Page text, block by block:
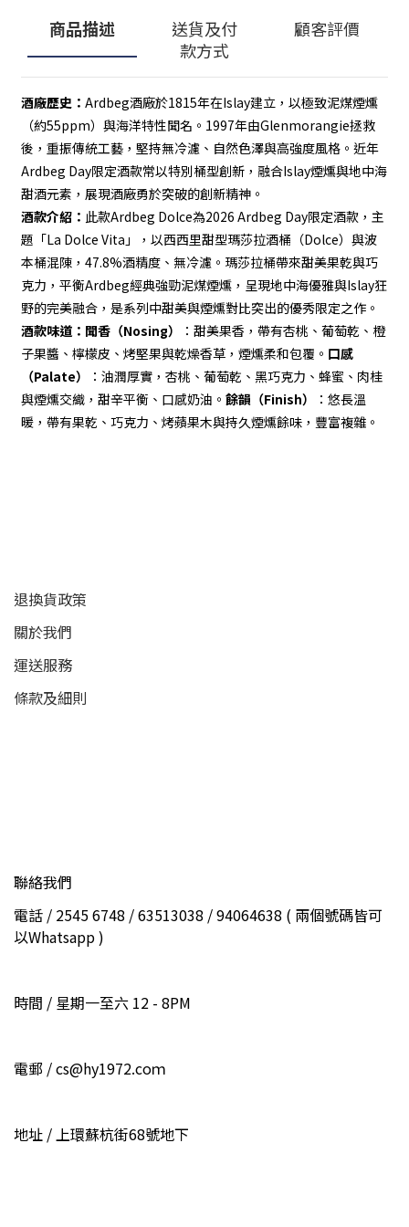
商品描述
送貨及付
款方式
顧客評價
酒廠歷史： Ardbeg酒廠於1815年在Islay建立，以極致泥煤煙燻
（約55ppm）與海洋特性聞名。1997年由Glenmorangie拯救
後，重振傳統工藝，堅持無冷濾、自然色澤與高強度風格。近年
Ardbeg Day限定酒款常以特別桶型創新，融合Islay煙燻與地中海
甜酒元素，展現酒廠勇於突破的創新精神。
酒款介紹： 此款Ardbeg Dolce為2026 Ardbeg Day限定酒款，主
題「La Dolce Vita」，以西西里甜型瑪莎拉酒桶（Dolce）與波
本桶混陳，47.8%酒精度、無冷濾。瑪莎拉桶帶來甜美果乾與巧
克力，平衡Ardbeg經典強勁泥煤煙燻，呈現地中海優雅與Islay狂
野的完美融合，是系列中甜美與煙燻對比突出的優秀限定之作。
酒款味道： 聞香（Nosing）
：甜美果香，帶有杏桃、葡萄乾、橙
子果醬、檸檬皮、烤堅果與乾燥香草，煙燻柔和包覆。 口感
（Palate）
：油潤厚實，杏桃、葡萄乾、黑巧克力、蜂蜜、肉桂
與煙燻交織，甜辛平衡、口感奶油。 餘韻（Finish）
：悠長溫
暖，帶有果乾、巧克力、烤蘋果木與持久煙燻餘味，豐富複雜。
退換貨政策
關於我們
運送服務
條款及細則
聯絡我們
電話 / 2545 6748 / 63513038 / 94064638 ( 兩個號碼皆可
以Whatsapp )
時間 / 星期一至六 12 - 8PM
電郵 / cs@hy1972.coｍ
地址 / 上環蘇杭街68號地下